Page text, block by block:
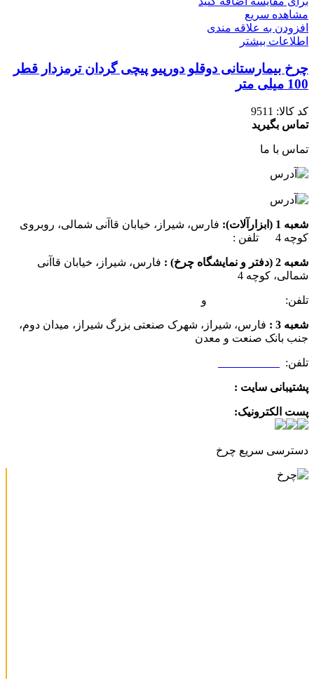
مشاهده سریع
افزودن به علاقه مندی
اطلاعات بیشتر
چرخ بیمارستانی دوقلو دورپیو پیچی گردان ترمزدار قطر
100 میلی متر
کد کالا: 9511
تماس بگیرید
تماس با ما
شعبه 1 (ابزارآلات):
فارس، شیراز، خیابان قاآنی شمالی، روبروی
کوچه 4 تلفن :
شعبه 2 (دفتر و نمایشگاه چرخ) :
فارس، شیراز، خیابان قاآنی
شمالی، کوچه 4
تلفن: و
شعبه 3 :
فارس، شیراز، شهرک صنعتی بزرگ شیراز، میدان دوم،
جنب بانک صنعت و معدن
تلفن:
پشتیبانی سایت :
پست الکترونیک:
دسترسی سریع چرخ